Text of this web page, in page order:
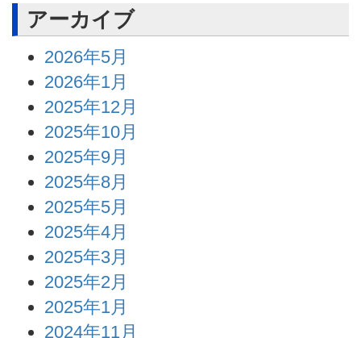
アーカイブ
2026年5月
2026年1月
2025年12月
2025年10月
2025年9月
2025年8月
2025年5月
2025年4月
2025年3月
2025年2月
2025年1月
2024年11月